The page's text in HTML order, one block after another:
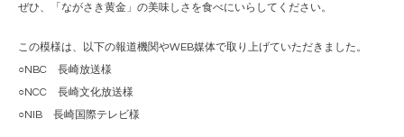
ぜひ、「ながさき黄金」の美味しさを食べにいらしてください。
この模様は、以下の報道機関やWEB媒体で取り上げていただきました。
○NBC 長崎放送様
○NCC 長崎文化放送様
○NIB 長崎国際テレビ様